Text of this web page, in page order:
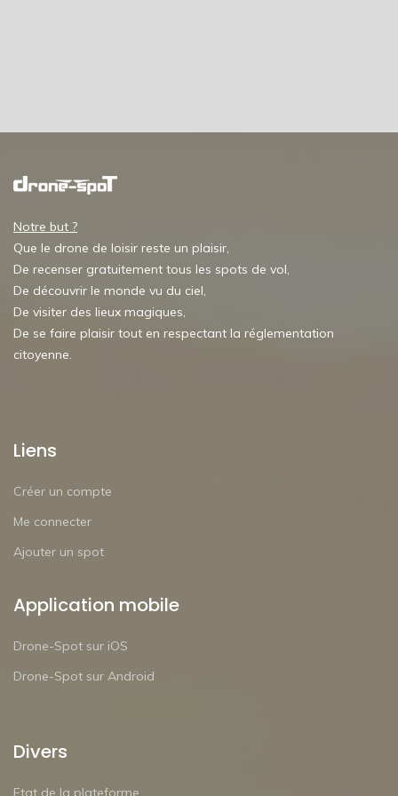
Notre but ?
Que le drone de loisir reste un plaisir,
De recenser gratuitement tous les spots de vol,
De découvrir le monde vu du ciel,
De visiter des lieux magiques,
De se faire plaisir tout en respectant la réglementation
citoyenne.
Liens
Créer un compte
Me connecter
Ajouter un spot
Application mobile
Drone-Spot sur iOS
Drone-Spot sur Android
Divers
Etat de la plateforme